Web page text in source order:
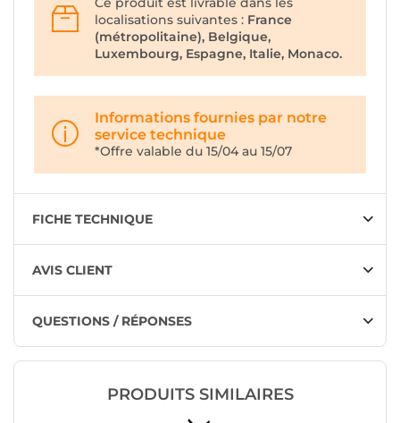
localisations suivantes : France
(métropolitaine), Belgique,
Luxembourg, Espagne, Italie, Monaco.
Informations fournies par notre
service technique
*Offre valable du 15/04 au 15/07
FICHE TECHNIQUE
AVIS CLIENT
QUESTIONS / RÉPONSES
PRODUITS SIMILAIRES